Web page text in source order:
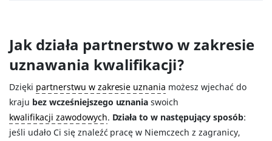
Jak działa partnerstwo w zakresie
uznawania kwalifikacji?
Dzięki partnerstwu w zakresie uznania możesz wjechać do
kraju bez wcześniejszego uznania swoich
kwalifikacji zawodowych. Działa to w następujący sposób:
jeśli udało Ci się znaleźć pracę w Niemczech z zagranicy,